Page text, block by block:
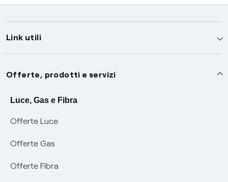
Link utili
Assistenza
Avvisi
SOS luce e gas
Conciliazioni e risoluzione delle controversie
Negoziazione paritetica
Servizi
Offerte, prodotti e servizi
Luce, Gas e Fibra
Offerte Luce
Offerte Gas
Offerte Fibra